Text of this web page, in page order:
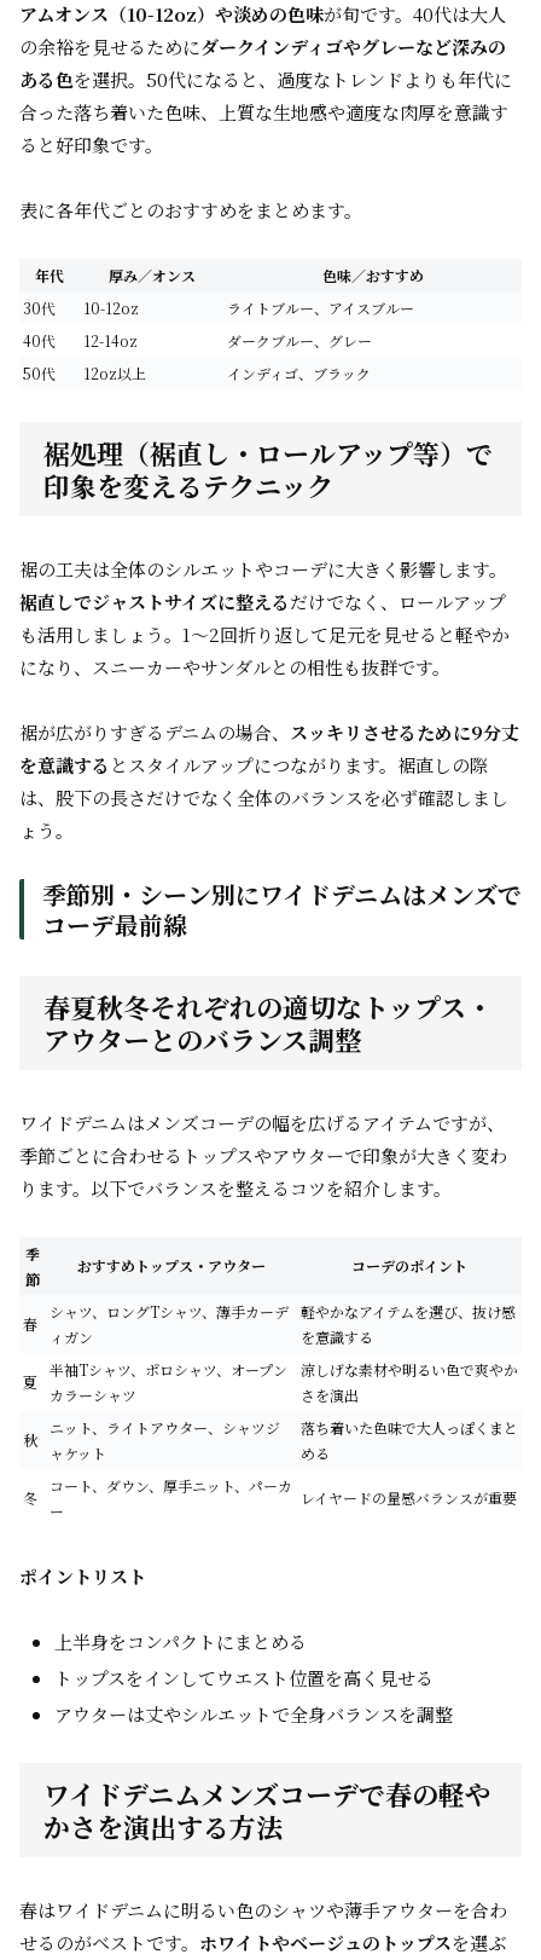
アムオンス（10-12oz）や淡めの色味が旬です。40代は大人
の余裕を見せるためにダークインディゴやグレーなど深みの
ある色を選択。50代になると、過度なトレンドよりも年代に
合った落ち着いた色味、上質な生地感や適度な肉厚を意識す
ると好印象です。
表に各年代ごとのおすすめをまとめます。
年代 厚み／オンス
色味／おすすめ
30代
10-12oz
ライトブルー、アイスブルー
40代
12-14oz
ダークブルー、グレー
50代
12oz以上 インディゴ、ブラック
裾処理（裾直し・ロールアップ等）で
印象を変えるテクニック
裾の工夫は全体のシルエットやコーデに大きく影響します。
裾直しでジャストサイズに整えるだけでなく、ロールアップ
も活用しましょう。1～2回折り返して足元を見せると軽やか
になり、スニーカーやサンダルとの相性も抜群です。
裾が広がりすぎるデニムの場合、 スッキリさせるために9分丈
を意識する とスタイルアップにつながります。裾直しの際
は、股下の長さだけでなく全体のバランスを必ず確認しまし
ょう。
季節別・シーン別にワイドデニムはメンズで
コーデ最前線
春夏秋冬それぞれの適切なトップス・
アウターとのバランス調整
ワイドデニムはメンズコーデの幅を広げるアイテムですが、
季節ごとに合わせるトップスやアウターで印象が大きく変わ
ります。以下でバランスを整えるコツを紹介します。
季
節
おすすめトップス・アウター コーデのポイント
春
シャツ、ロングTシャツ、薄手カーデ
ィガン
軽やかなアイテムを選び、抜け感
を意識する
夏
半袖Tシャツ、ポロシャツ、オープン
カラーシャツ
涼しげな素材や明るい色で爽やか
さを演出
秋
ニット、ライトアウター、シャツジ
ャケット
落ち着いた色味で大人っぽくまと
める
冬
コート、ダウン、厚手ニット、パーカ
ー
レイヤードの量感バランスが重要
ポイントリスト
上半身をコンパクトにまとめる
トップスをインしてウエスト位置を高く見せる
アウターは丈やシルエットで全身バランスを調整
ワイドデニムメンズコーデで春の軽や
かさを演出する方法
春はワイドデニムに明るい色のシャツや薄手アウターを合わ
せるのがベストです。 ホワイトやベージュのトップスを選ぶ